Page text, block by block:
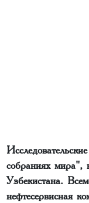
собраниях мира",
Узбекистана.
нефтесервисная